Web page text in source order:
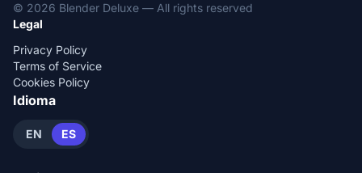
© 2026 Blender Deluxe — All rights reserved
Legal
Privacy Policy
Terms of Service
Cookies Policy
Idioma
EN ES